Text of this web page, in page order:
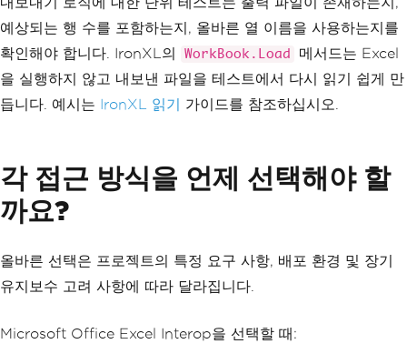
예상되는 행 수를 포함하는지, 올바른 열 이름을 사용하는지를
확인해야 합니다. IronXL의
WorkBook.Load
메서드는 Excel
을 실행하지 않고 내보낸 파일을 테스트에서 다시 읽기 쉽게 만
듭니다. 예시는 IronXL 읽기 가이드를 참조하십시오.
각 접근 방식을 언제 선택해야 할
까요?
올바른 선택은 프로젝트의 특정 요구 사항, 배포 환경 및 장기
유지보수 고려 사항에 따라 달라집니다.
Microsoft Office Excel Interop을 선택할 때: